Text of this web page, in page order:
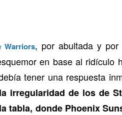
Warriors, por abultada y
en base al ridículo
tener una respuesta
irregularidad de los de
tabla, donde Phoenix